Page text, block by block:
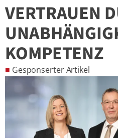
VERTRAUEN
KOMPETENZ
■ Gesponserter Artikel